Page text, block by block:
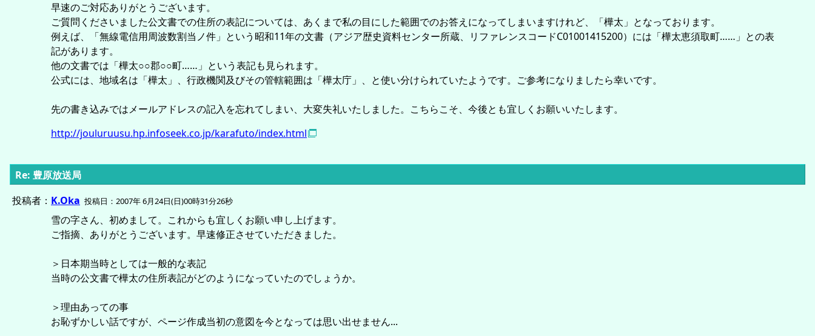
早速のご対応ありがとうございます。
ご質問くださいました公文書での住所の表記については、あくまで私の目にした範囲でのお答えになってしまいますけれど、「樺太」となっております。
例えば、「無線電信用周波数割当ノ件」という昭和11年の文書（アジア歴史資料センター所蔵、リファレンスコードC01001415200）には「樺太恵須取町……」との表
記があります。
他の文書では「樺太○○郡○○町……」という表記も見られます。
公式には、地域名は「樺太」、行政機関及びその管轄範囲は「樺太庁」、と使い分けられていたようです。ご参考になりましたら幸いです。
先の書き込みではメールアドレスの記入を忘れてしまい、大変失礼いたしました。こちらこそ、今後とも宜しくお願いいたします。
http://jouluruusu.hp.infoseek.co.jp/karafuto/index.html
Re: 豊原放送局
投稿者： K.Oka 投稿日：2007年 6月24日(日)00時31分26秒
雪の字さん、初めまして。これからも宜しくお願い申し上げます。
ご指摘、ありがとうございます。早速修正させていただきました。
＞日本期当時としては一般的な表記
当時の公文書で樺太の住所表記がどのようになっていたのでしょうか。
＞理由あっての事
お恥ずかしい話ですが、ページ作成当初の意図を今となっては思い出せません...